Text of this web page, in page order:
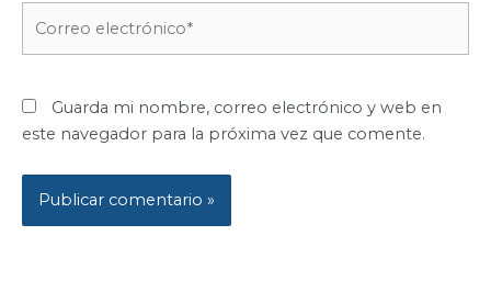
Guarda mi nombre, correo electrónico y web en
este navegador para la próxima vez que comente.